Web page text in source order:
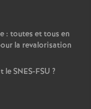
: toutes et tous en
la revalorisation
le SNES-FSU ?